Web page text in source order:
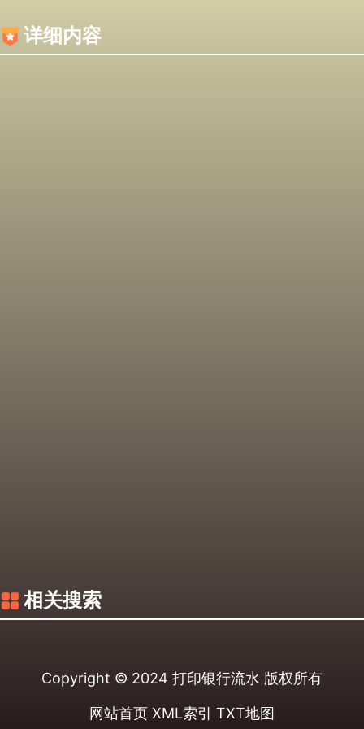
详细内容
相关搜索
Copyright © 2024 打印银行流水 版权所有
网站首页 XML索引 TXT地图